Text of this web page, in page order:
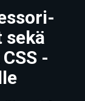
sekä
-